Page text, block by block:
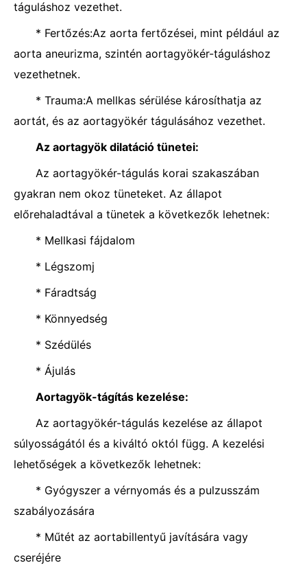
táguláshoz vezethet.
* Fertőzés:Az aorta fertőzései, mint például az
aorta aneurizma, szintén aortagyökér-táguláshoz
vezethetnek.
* Trauma:A mellkas sérülése károsíthatja az
aortát, és az aortagyökér tágulásához vezethet.
Az aortagyök dilatáció tünetei:
Az aortagyökér-tágulás korai szakaszában
gyakran nem okoz tüneteket. Az állapot
előrehaladtával a tünetek a következők lehetnek:
* Mellkasi fájdalom
* Légszomj
* Fáradtság
* Könnyedség
* Szédülés
* Ájulás
Aortagyök-tágítás kezelése:
Az aortagyökér-tágulás kezelése az állapot
súlyosságától és a kiváltó októl függ. A kezelési
lehetőségek a következők lehetnek:
* Gyógyszer a vérnyomás és a pulzusszám
szabályozására
* Műtét az aortabillentyű javítására vagy
cseréjére